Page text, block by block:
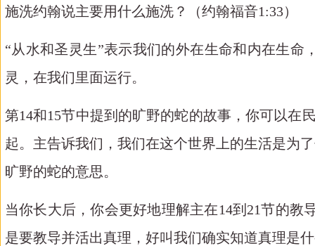
施洗约翰说主要用什么施洗？（约翰福音1:33）
“从水和圣灵生”表示我们的外在生命和内在生
灵，在我们里面运行。
第14和15节中提到的旷野的蛇的故事，你可以在
起。主告诉我们，我们在这个世界上的生活是为
旷野的蛇的意思。
当你长大后，你会更好地理解主在14到21节的教
是要教导并活出真理，好叫我们确实知道真理是